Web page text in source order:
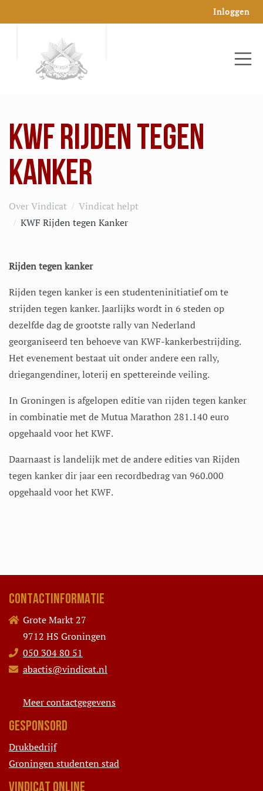
Inloggen
KWF RIJDEN TEGEN
KANKER
Over Vindicat
Vindicat helpt
KWF Rijden tegen Kanker
Rijden tegen kanker
Rijden tegen kanker is een studenteninitiatief om te
strijden tegen kanker. Jaarlijks wordt in 6 steden op
dezelfde dag de grootste rally van Nederland
georganiseerd ten behoeve van KWF-kankerbestrijding.
Het evenement bestaat uit onder andere een rally,
driegangendiner, loterij en spettereinde veiling.
In Groningen is afgelopen editie van rijden tegen kanker
in combinatie met de Mutua Marathon 281.140 euro
opgehaald voor het KWF.
Daarnaast is landelijk met de andere edities van Rijden
tegen kanker dir jaar een recordbedrag van 960.000
opgehaald voor het KWF.
CONTACTINFORMATIE
Grote Markt 27
9712 HS Groningen
050 304 80 51
abactis@vindicat.nl
Meer contactgegevens
GESPONSORD
Drukbedrijf
Groningen studenten stad
VINDICAT ONLINE